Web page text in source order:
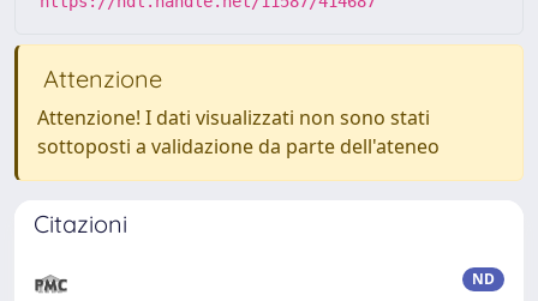
Attenzione
Attenzione! I dati visualizzati non sono stati
sottoposti a validazione da parte dell'ateneo
Citazioni
ND